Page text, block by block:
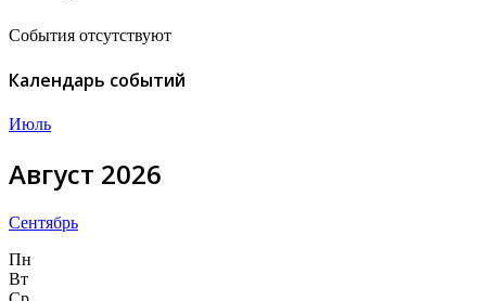
События отсутствуют
Календарь событий
Июль
Август 2026
Сентябрь
Пн
Вт